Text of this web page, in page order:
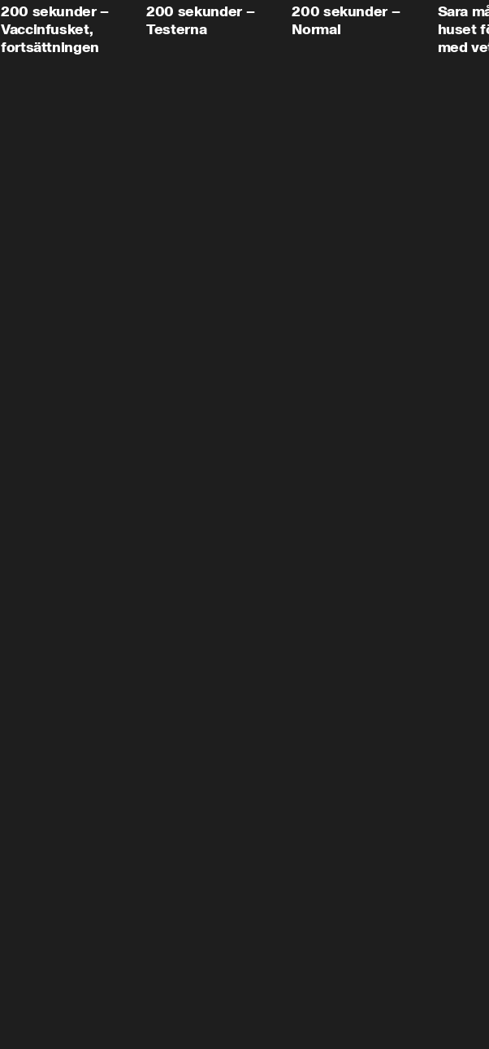
200 sekunder –
Vaccinfusket,
fortsättningen
200 sekunder –
Testerna
200 sekunder –
Normal
Sara
huset
med